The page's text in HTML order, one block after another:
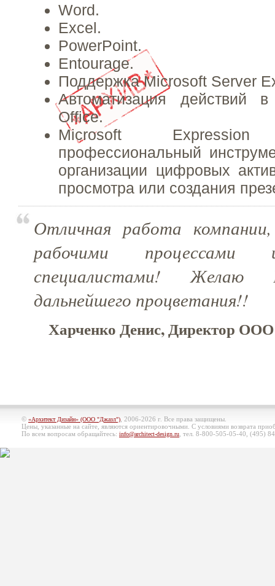
Word.
Excel.
PowerPoint.
Entourage.
Поддержка Microsoft Server
Автоматизация действий
Office.
Microsoft
профессиональный
организации цифровых
просмотра или создания
Отличная работа
рабочими процессами
специалистами!
дальнейшего процветания!!
Харченко Денис, Директор
© «Архитект Дизайн» (ООО "Джазл") , 2006-2026 г. Все права защищены.
Цены, указанные на сайте, являются ориентировочными. С условиями возврата
По всем вопросам обращайтесь: info@architect-design.ru , тел. 8-800-505-05-40, (495)